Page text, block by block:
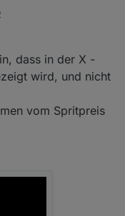
dass in der X -
wird, und nicht
vom Spritpreis